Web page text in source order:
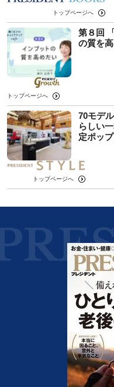
トップページへ
第８回
の質を高
トップページへ
70モデ
らしい
定ポッ
トップページへ